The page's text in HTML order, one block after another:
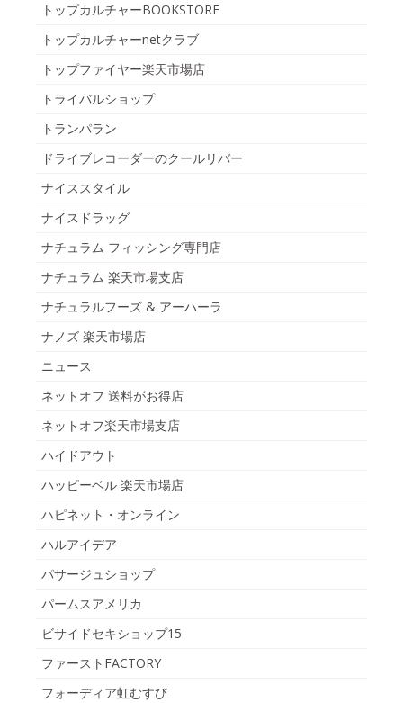
トップカルチャーBOOKSTORE
トップカルチャーnetクラブ
トップファイヤー楽天市場店
トライバルショップ
トランパラン
ドライブレコーダーのクールリバー
ナイススタイル
ナイスドラッグ
ナチュラム フィッシング専門店
ナチュラム 楽天市場支店
ナチュラルフーズ & アーハーラ
ナノズ 楽天市場店
ニュース
ネットオフ 送料がお得店
ネットオフ楽天市場支店
ハイドアウト
ハッピーベル 楽天市場店
ハピネット・オンライン
ハルアイデア
パサージュショップ
パームスアメリカ
ビサイドセキショップ15
ファーストFACTORY
フォーディア虹むすび